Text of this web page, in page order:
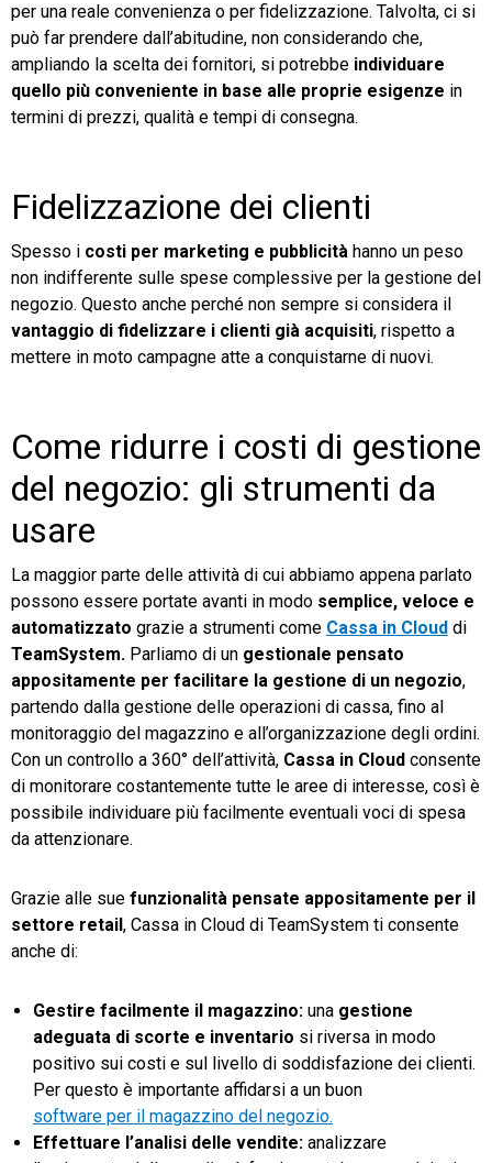
per una reale convenienza o per fidelizzazione. Talvolta, ci si
può far prendere dall’abitudine, non considerando che,
ampliando la scelta dei fornitori, si potrebbe individuare
quello più conveniente in base alle proprie esigenze in
termini di prezzi, qualità e tempi di consegna.
Fidelizzazione dei clienti
Spesso i costi per marketing e pubblicità hanno un peso
non indifferente sulle spese complessive per la gestione del
negozio. Questo anche perché non sempre si considera il
vantaggio di fidelizzare i clienti già acquisiti, rispetto a
mettere in moto campagne atte a conquistarne di nuovi.
Come ridurre i costi di gestione
del negozio: gli strumenti da
usare
La maggior parte delle attività di cui abbiamo appena parlato
possono essere portate avanti in modo semplice, veloce e
automatizzato grazie a strumenti come Cassa in Cloud di
TeamSystem. Parliamo di un gestionale pensato
appositamente per facilitare la gestione di un negozio,
partendo dalla gestione delle operazioni di cassa, fino al
monitoraggio del magazzino e all’organizzazione degli ordini.
Con un controllo a 360° dell’attività, Cassa in Cloud consente
di monitorare costantemente tutte le aree di interesse, così è
possibile individuare più facilmente eventuali voci di spesa
da attenzionare.
Grazie alle sue funzionalità pensate appositamente per il
settore retail , Cassa in Cloud di TeamSystem ti consente
anche di:
Gestire facilmente il magazzino: una gestione
adeguata di scorte e inventario si riversa in modo
positivo sui costi e sul livello di soddisfazione dei clienti.
Per questo è importante affidarsi a un buon
software per il magazzino del negozio.
Effettuare l’analisi delle vendite: analizzare